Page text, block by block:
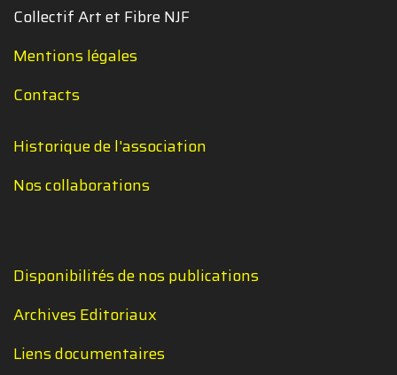
Collectif Art et Fibre NJF
Mentions légales
Contacts
Historique de l'association
Nos collaborations
Disponibilités de nos publications
Archives Editoriaux
Liens documentaires